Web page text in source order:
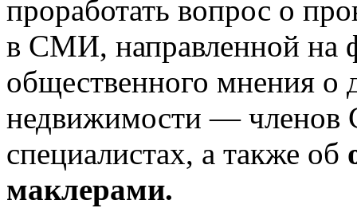
проработать вопрос о
в СМИ, направленной на
общественного мнения о
недвижимости —
специалистах, а также об
маклерами.